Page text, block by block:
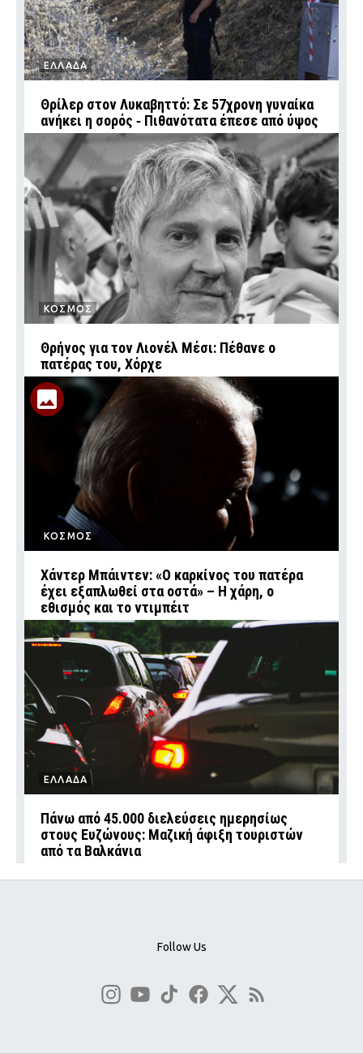
ΕΛΛΑΔΑ
Θρίλερ στον Λυκαβηττό: Σε 57χρονη γυναίκα
ανήκει η σορός ‑ Πιθανότατα έπεσε από ύψος
ΚΟΣΜΟΣ
Θρήνος για τον Λιονέλ Μέσι: Πέθανε ο
πατέρας του, Χόρχε
ΚΟΣΜΟΣ
Χάντερ Μπάιντεν: «Ο καρκίνος του πατέρα
έχει εξαπλωθεί στα οστά» – Η χάρη, ο
εθισμός και το ντιμπέιτ
ΕΛΛΑΔΑ
Πάνω από 45.000 διελεύσεις ημερησίως
στους Ευζώνους: Μαζική άφιξη τουριστών
από τα Βαλκάνια
Follow Us